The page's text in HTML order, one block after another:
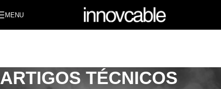
MENU
ARTIGOS TÉCNICOS